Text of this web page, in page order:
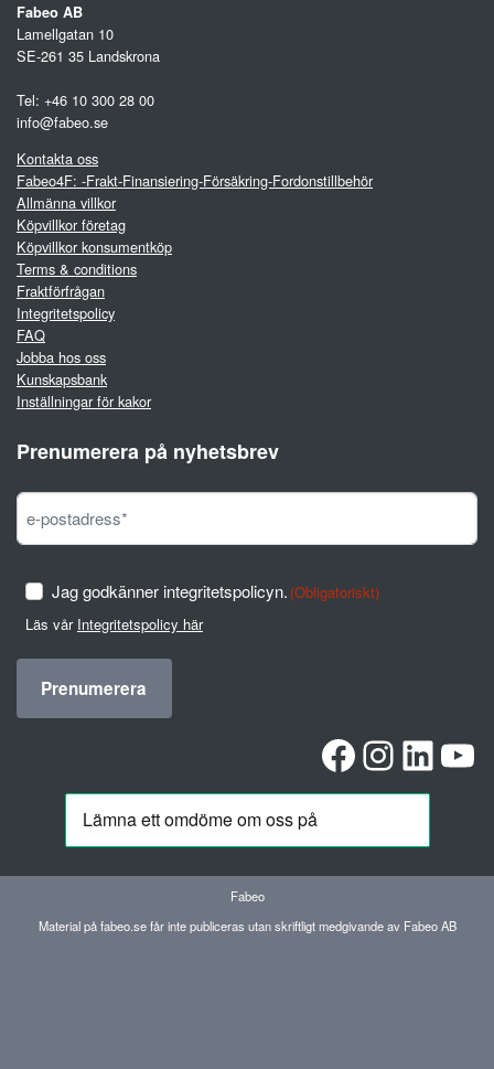
Fabeo AB
Lamellgatan 10
SE-261 35 Landskrona
Tel: +46 10 300 28 00
info@fabeo.se
Kontakta oss
Fabeo4F: -Frakt-Finansiering-Försäkring-Fordonstillbehör
Allmänna villkor
Köpvillkor företag
Köpvillkor konsumentköp
Terms & conditions
Fraktförfrågan
Integritetspolicy
FAQ
Jobba hos oss
Kunskapsbank
Inställningar för kakor
Prenumerera på nyhetsbrev
Jag godkänner integritetspolicyn. (Obligatoriskt)
Läs vår Integritetspolicy här
Facebook
Fabeo
Material på fabeo.se får inte publiceras utan skriftligt medgivande av Fabeo AB